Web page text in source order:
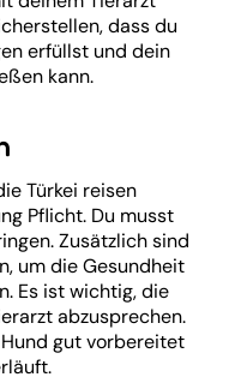
dass du
erfüllst und dein
kann.
Türkei reisen
Pflicht. Du musst
Zusätzlich sind
um die Gesundheit
Es ist wichtig, die
abzusprechen.
gut vorbereitet